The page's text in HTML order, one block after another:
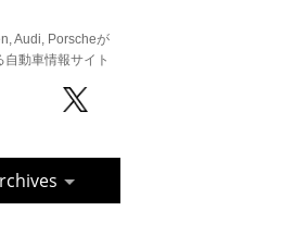
Audi, Porscheが
自動車情報サイト